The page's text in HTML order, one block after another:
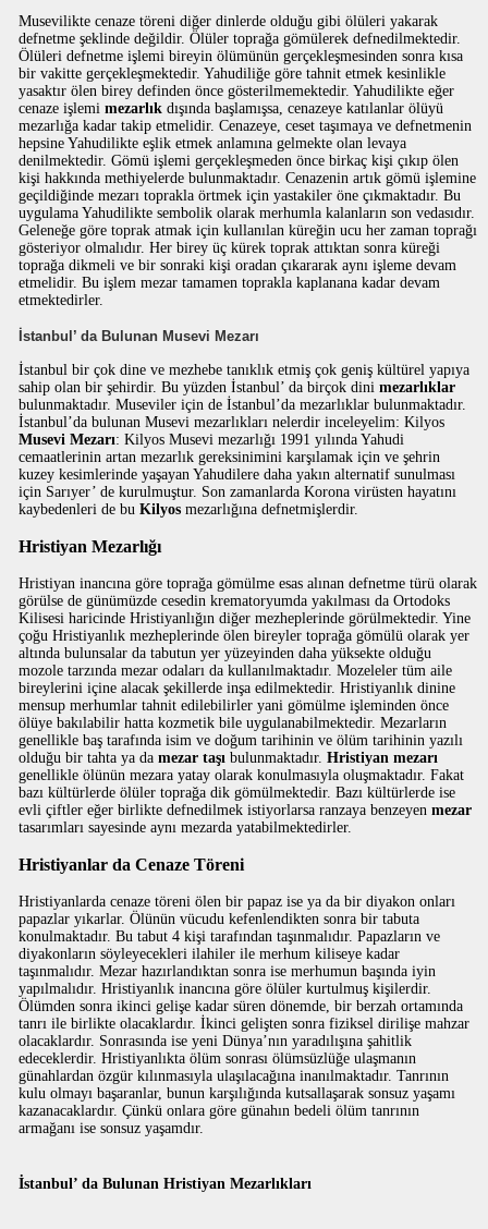
Musevilikte cenaze töreni diğer dinlerde olduğu gibi ölüleri yakarak
defnetme şeklinde değildir. Ölüler toprağa gömülerek defnedilmektedir.
Ölüleri defnetme işlemi bireyin ölümünün gerçekleşmesinden sonra kısa
bir vakitte gerçekleşmektedir. Yahudiliğe göre tahnit etmek kesinlikle
yasaktır ölen birey definden önce gösterilmemektedir. Yahudilikte eğer
cenaze işlemimezarlık dışında başlamışsa, cenazeye katılanlar ölüyü
mezarlığa kadar takip etmelidir. Cenazeye, ceset taşımaya ve defnetmenin
hepsine Yahudilikte eşlik etmek anlamına gelmekte olan levaya
denilmektedir. Gömü işlemi gerçekleşmeden önce birkaç kişi çıkıp ölen
kişi hakkında methiyelerde bulunmaktadır. Cenazenin artık gömü işlemine
geçildiğinde mezarı toprakla örtmek için yastakiler öne çıkmaktadır. Bu
uygulama Yahudilikte sembolik olarak merhumla kalanların son vedasıdır.
Geleneğe göre toprak atmak için kullanılan küreğin ucu her zaman toprağı
gösteriyor olmalıdır. Her birey üç kürek toprak attıktan sonra küreği
toprağa dikmeli ve bir sonraki kişi oradan çıkararak aynı işleme devam
etmelidir. Bu işlem mezar tamamen toprakla kaplanana kadar devam
etmektedirler.
İstanbul’ da Bulunan Musevi Mezarı
İstanbul bir çok dine ve mezhebe tanıklık etmiş çok geniş kültürel yapıya
sahip olan bir şehirdir. Bu yüzden İstanbul’ da birçok dinimezarlıklar
bulunmaktadır. Museviler için de İstanbul’da mezarlıklar bulunmaktadır.
İstanbul’da bulunan Musevi mezarlıkları nelerdir inceleyelim: Kilyos
Musevi Mezarı: Kilyos Musevi mezarlığı 1991 yılında Yahudi
cemaatlerinin artan mezarlık gereksinimini karşılamak için ve şehrin
kuzey kesimlerinde yaşayan Yahudilere daha yakın alternatif sunulması
için Sarıyer’ de kurulmuştur. Son zamanlarda Korona virüsten hayatını
kaybedenleri de buKilyos mezarlığına defnetmişlerdir.
Hristiyan Mezarlığı
Hristiyan inancına göre toprağa gömülme esas alınan defnetme türü olarak
görülse de günümüzde cesedin krematoryumda yakılması da Ortodoks
Kilisesi haricinde Hristiyanlığın diğer mezheplerinde görülmektedir. Yine
çoğu Hristiyanlık mezheplerinde ölen bireyler toprağa gömülü olarak yer
altında bulunsalar da tabutun yer yüzeyinden daha yüksekte olduğu
mozole tarzında mezar odaları da kullanılmaktadır. Mozeleler tüm aile
bireylerini içine alacak şekillerde inşa edilmektedir. Hristiyanlık dinine
mensup merhumlar tahnit edilebilirler yani gömülme işleminden önce
ölüye bakılabilir hatta kozmetik bile uygulanabilmektedir. Mezarların
genellikle baş tarafında isim ve doğum tarihinin ve ölüm tarihinin yazılı
olduğu bir tahta ya damezar taşı bulunmaktadır.Hristiyan mezarı
genellikle ölünün mezara yatay olarak konulmasıyla oluşmaktadır. Fakat
bazı kültürlerde ölüler toprağa dik gömülmektedir. Bazı kültürlerde ise
evli çiftler eğer birlikte defnedilmek istiyorlarsa ranzaya benzeyenmezar
tasarımları sayesinde aynı mezarda yatabilmektedirler.
Hristiyanlar da Cenaze Töreni
Hristiyanlarda cenaze töreni ölen bir papaz ise ya da bir diyakon onları
papazlar yıkarlar. Ölünün vücudu kefenlendikten sonra bir tabuta
konulmaktadır. Bu tabut 4 kişi tarafından taşınmalıdır. Papazların ve
diyakonların söyleyecekleri ilahiler ile merhum kiliseye kadar
taşınmalıdır. Mezar hazırlandıktan sonra ise merhumun başında iyin
yapılmalıdır. Hristiyanlık inancına göre ölüler kurtulmuş kişilerdir.
Ölümden sonra ikinci gelişe kadar süren dönemde, bir berzah ortamında
tanrı ile birlikte olacaklardır. İkinci gelişten sonra fiziksel dirilişe mahzar
olacaklardır. Sonrasında ise yeni Dünya’nın yaradılışına şahitlik
edeceklerdir. Hristiyanlıkta ölüm sonrası ölümsüzlüğe ulaşmanın
günahlardan özgür kılınmasıyla ulaşılacağına inanılmaktadır. Tanrının
kulu olmayı başaranlar, bunun karşılığında kutsallaşarak sonsuz yaşamı
kazanacaklardır. Çünkü onlara göre günahın bedeli ölüm tanrının
armağanı ise sonsuz yaşamdır.
İstanbul’ da Bulunan Hristiyan Mezarlıkları